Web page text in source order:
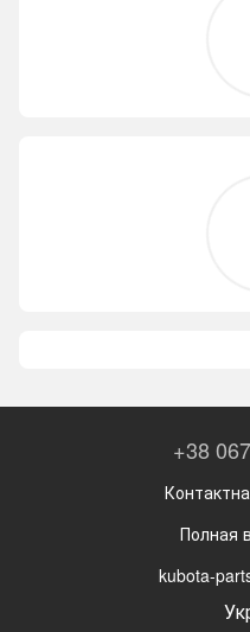
+38
Полная
kubota-